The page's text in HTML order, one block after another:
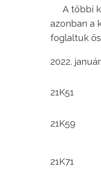
A többi
azonban a
foglaltuk
2022.
21K51
21K59
21K71